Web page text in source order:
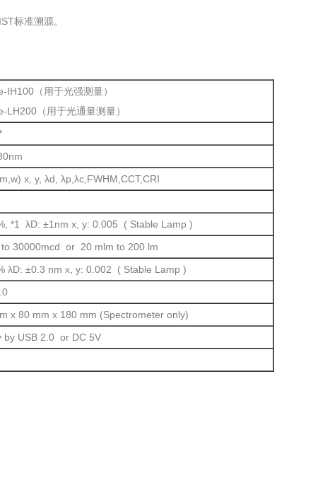
溯源。
IH100（用于光强测量）
LH200（用于光通量测量）
x, y, λd, λp,λc,FWHM,CCT,CRI
*1 λD: ±1nm x, y: 0.005 ( Stable Lamp )
to 30000mcd or 20 mlm to 200 lm
λD: ±0.3 nm x, y: 0.002 ( Stable Lamp )
x 80 mm x 180 mm (Spectrometer only)
by USB 2.0 or DC 5V